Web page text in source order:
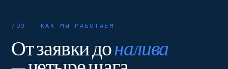
/03 — КАК МЫ РАБОТАЕМ
От заявки доналива